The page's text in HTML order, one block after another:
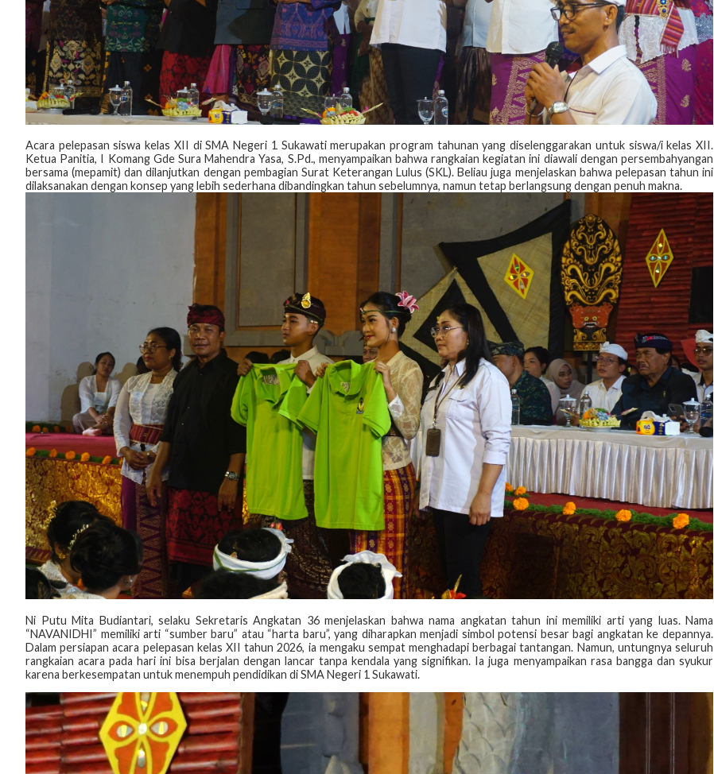
Acara pelepasan siswa kelas XII di SMA Negeri 1 Sukawati merupakan program tahunan yang diselenggarakan untuk siswa/i kelas XII.
Ketua Panitia, I Komang Gde Sura Mahendra Yasa, S.Pd., menyampaikan bahwa rangkaian kegiatan ini diawali dengan persembahyangan
bersama (mepamit) dan dilanjutkan dengan pembagian Surat Keterangan Lulus (SKL). Beliau juga menjelaskan bahwa pelepasan tahun ini
dilaksanakan dengan konsep yang lebih sederhana dibandingkan tahun sebelumnya, namun tetap berlangsung dengan penuh makna.
‎Ni Putu Mita Budiantari, selaku Sekretaris Angkatan 36 menjelaskan bahwa nama angkatan tahun ini memiliki arti yang luas. Nama
“NAVANIDHI” memiliki arti “sumber baru” atau “harta baru”, yang diharapkan menjadi simbol potensi besar bagi angkatan ke depannya.
Dalam persiapan acara pelepasan kelas XII tahun 2026, ia mengaku sempat menghadapi berbagai tantangan. Namun, untungnya seluruh
rangkaian acara pada hari ini bisa berjalan dengan lancar tanpa kendala yang signifikan. Ia juga menyampaikan rasa bangga dan syukur
karena berkesempatan untuk menempuh pendidikan di SMA Negeri 1 Sukawati.